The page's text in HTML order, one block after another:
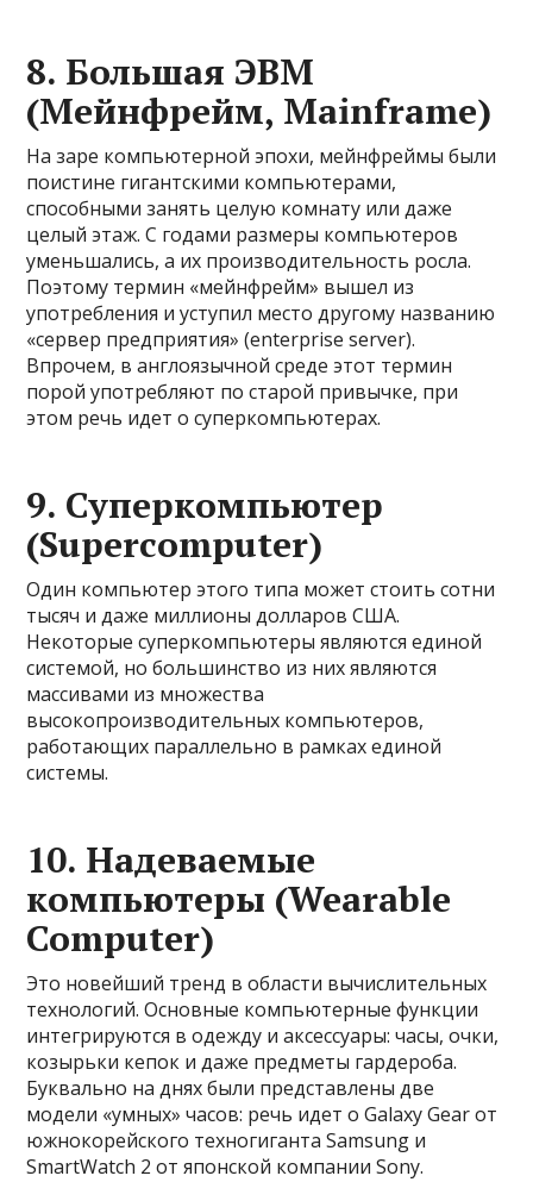
8. Большая ЭВМ
(Мейнфрейм, Mainframe)
На заре компьютерной эпохи, мейнфреймы были
поистине гигантскими компьютерами,
способными занять целую комнату или даже
целый этаж. С годами размеры компьютеров
уменьшались, а их производительность росла.
Поэтому термин «мейнфрейм» вышел из
употребления и уступил место другому названию
«сервер предприятия» (enterprise server).
Впрочем, в англоязычной среде этот термин
порой употребляют по старой привычке, при
этом речь идет о суперкомпьютерах.
9. Суперкомпьютер
(Supercomputer)
Один компьютер этого типа может стоить сотни
тысяч и даже миллионы долларов США.
Некоторые суперкомпьютеры являются единой
системой, но большинство из них являются
массивами из множества
высокопроизводительных компьютеров,
работающих параллельно в рамках единой
системы.
10. Надеваемые
компьютеры (Wearable
Computer)
Это новейший тренд в области вычислительных
технологий. Основные компьютерные функции
интегрируются в одежду и аксессуары: часы, очки,
козырьки кепок и даже предметы гардероба.
Буквально на днях были представлены две
модели «умных» часов: речь идет о Galaxy Gear от
южнокорейского техногиганта Samsung и
SmartWatch 2 от японской компании Sony.